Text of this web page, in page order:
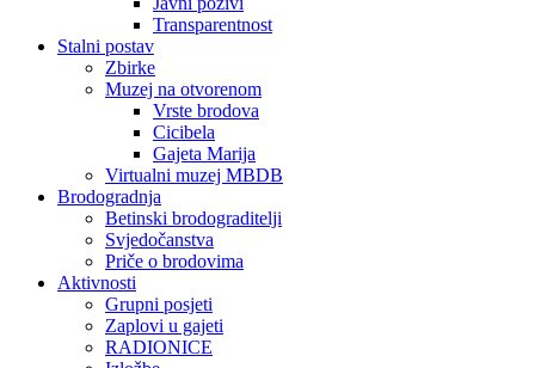
Transparentnost
Stalni postav
Zbirke
Muzej na otvorenom
Vrste brodova
Cicibela
Gajeta Marija
Virtualni muzej MBDB
Brodogradnja
Betinski brodograditelji
Svjedočanstva
Priče o brodovima
Aktivnosti
Grupni posjeti
Zaplovi u gajeti
RADIONICE